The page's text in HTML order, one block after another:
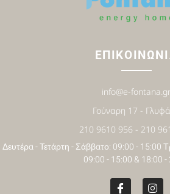
info@e-fontana.gr
Γούναρη 17 -
210 9610 956 - 210
Δευτέρα - Τετάρτη - Σάββατο: 09:00 - 15:00
09:00 - 15:00 & 18:00 -